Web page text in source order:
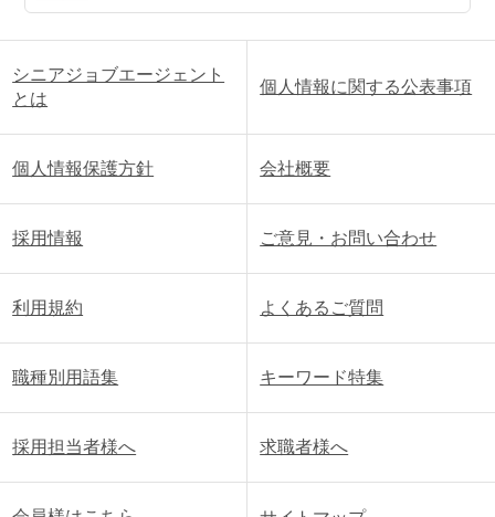
シニアジョブエージェント
とは
個人情報に関する公表事項
個人情報保護方針 会社概要
採用情報 ご意見・お問い合わせ
利用規約 よくあるご質問
職種別用語集 キーワード特集
採用担当者様へ 求職者様へ